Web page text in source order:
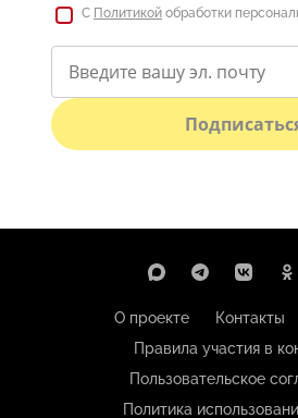
С Политикой обработки
О проекте Контакты
Правила участия в
Пользовательское
Политика